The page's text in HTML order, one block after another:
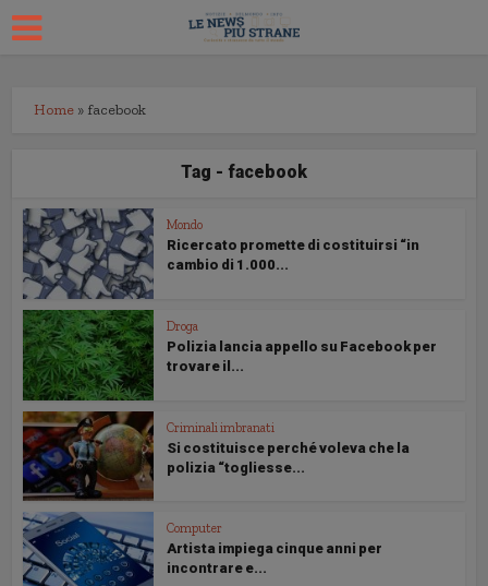
Home » facebook
Tag - facebook
Mondo
Ricercato promette di costituirsi “in
cambio di 1.000...
Droga
Polizia lancia appello su Facebook per
trovare il...
Criminali imbranati
Si costituisce perché voleva che la
polizia “togliesse...
Computer
Artista impiega cinque anni per
incontrare e...